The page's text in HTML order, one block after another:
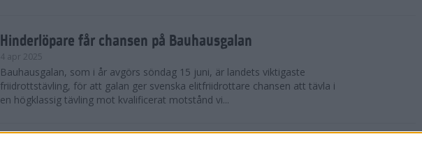
Hinderlöpare får chansen på Bauhausgalan
4 apr 2025
Bauhausgalan, som i år avgörs söndag 15 juni, är landets viktigaste
friidrottstävling, för att galan ger svenska elitfriidrottare chansen att tävla i
en högklassig tävling mot kvalificerat motstånd vi...